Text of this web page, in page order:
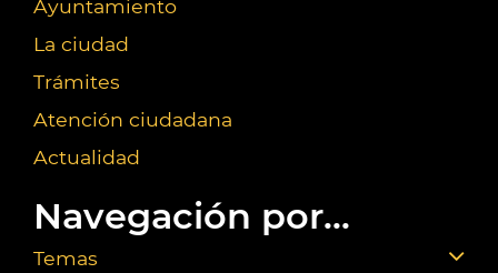
Ayuntamiento
La ciudad
Trámites
Atención ciudadana
Actualidad
Navegación por...
Temas